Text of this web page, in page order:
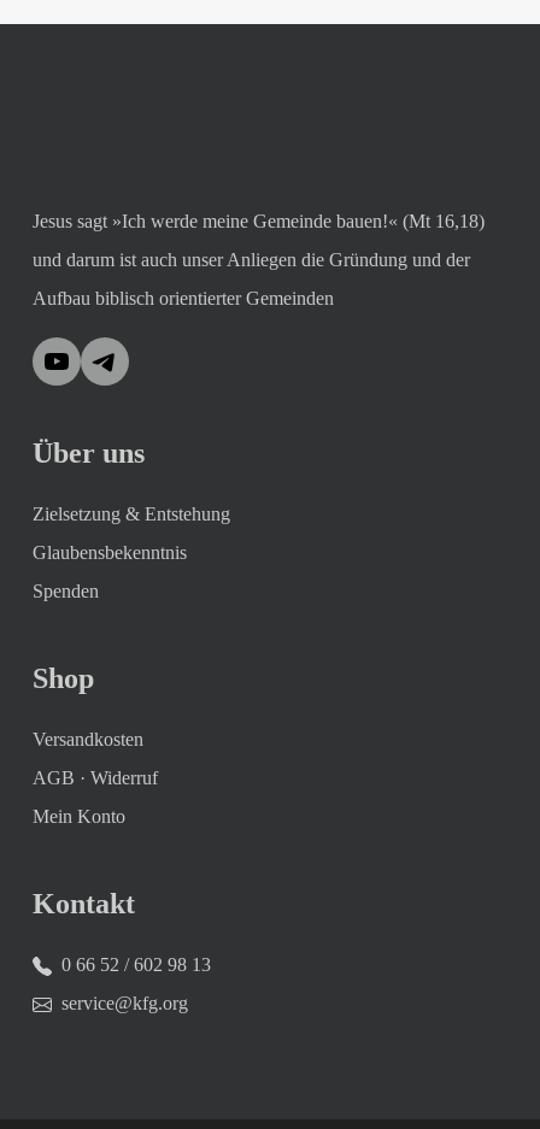
Jesus sagt »Ich werde meine Gemeinde bauen!« (Mt 16,18)
und darum ist auch unser Anliegen die Gründung und der
Aufbau biblisch orientierter Gemeinden
YouTubeTelegram
Über uns
Zielsetzung & Entstehung
Glaubensbekenntnis
Spenden
Shop
Versandkosten
AGB · Widerruf
Mein Konto
Kontakt
0 66 52 / 602 98 13
service@kfg.org